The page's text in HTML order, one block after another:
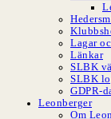
Lagar
Länkar
SLBK
SLBK
GDPR-
Leonberger
Om